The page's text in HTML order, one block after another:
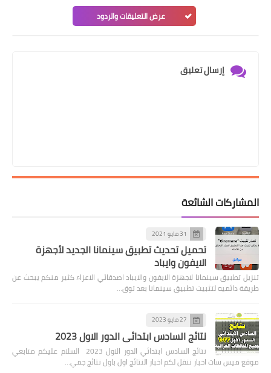
عرض التعليقات والردود
إرسال تعليق
المشاركات الشائعة
31 مايو 2021
تحميل تحديث تطبيق سينمانا الجديد لأجهزة
الايفون وايباد
تنزيل تطبيق سينمانا لاجهزة الايفون والايباد اصدقائي الاعزاء كثير منكم يبحث عن
طريقة دائميه لتثبيت تطبيق سينمانا بعد توق…
27 مايو 2023
نتائج السادس ابتدائي الدور الاول 2023
نتائج السادس ابتدائي الدور الاول 2023 السلام عليكم متابعي
موقع ميس سات اخبار ننقل لكم اخبار النتائج اول باول نتائج جمي…